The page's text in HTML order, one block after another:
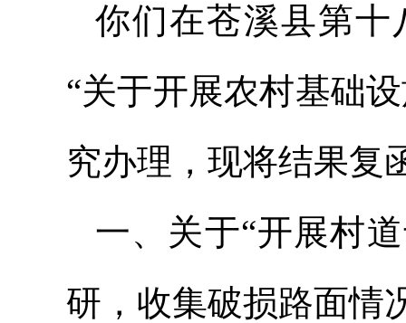
你们在苍溪县第十
“关于开展农村基础
究办理，现将结果复
一、关于“开展村
研，收集破损路面情